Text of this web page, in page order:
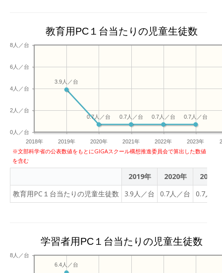
教育用PC１台当たりの児童生徒数
2018年 2019年 2020年 2021年 2022年 2023年
0人／台
2人／台
4人／台
6人／台
8人／台
0.7人／台
0.7人／台
0.7人／台
0.7人／台
3.9人／台
※文部科学省の公表数値をもとにGIGAスクール構想推進委員会で算出した数値
を含む
2019年 2020年
2021年
教育用PC１台当たりの児童生徒数
3.9人／台 0.7人／台 0.7人／
学習者用PC１台当たりの児童生徒数
8人／台
6.4人／台